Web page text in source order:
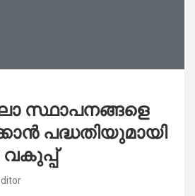
സ്ഥാപനങ്ങളെ
പദ്ധതിയുമായി